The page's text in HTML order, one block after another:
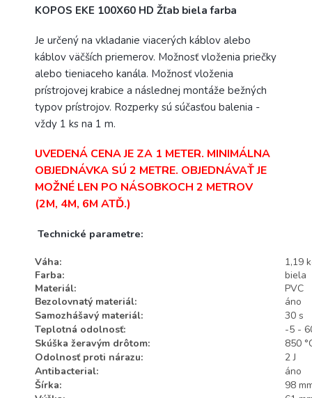
KOPOS EKE 100X60 HD Žľab biela farba
Je určený na vkladanie viacerých káblov alebo
káblov väčších priemerov. Možnosť vloženia priečky
alebo tieniaceho kanála. Možnosť vloženia
prístrojovej krabice a následnej montáže bežných
typov prístrojov. Rozperky sú súčasťou balenia -
vždy 1 ks na 1 m.
UVEDENÁ CENA JE ZA 1 METER. MINIMÁLNA
OBJEDNÁVKA SÚ 2 METRE. OBJEDNÁVAŤ JE
MOŽNÉ LEN PO NÁSOBKOCH 2 METROV
(2M, 4M, 6M ATĎ.)
Technické parametre:
Váha:
1,19
Farba:
biela
Materiál:
PVC
Bezolovnatý materiál:
áno
Samozhášavý materiál:
30 s
Teplotná odolnosť:
-5 -
Skúška žeravým drôtom:
850
Odolnosť proti nárazu:
2 J
Antibacterial:
áno
Šírka:
98